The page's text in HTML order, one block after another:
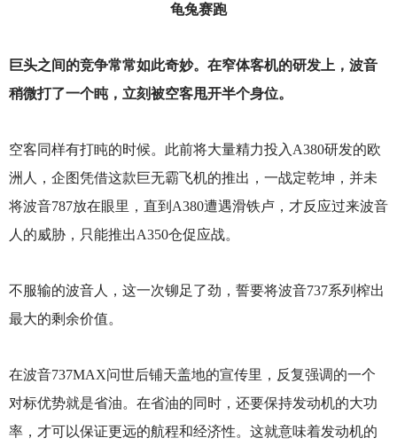
龟兔赛跑
巨头之间的竞争常常如此奇妙。在窄体客机的研发上，波音
稍微打了一个盹，立刻被空客甩开半个身位。
空客同样有打盹的时候。此前将大量精力投入A380研发的欧
洲人，企图凭借这款巨无霸飞机的推出，一战定乾坤，并未
将波音787放在眼里，直到A380遭遇滑铁卢，才反应过来波音
人的威胁，只能推出A350仓促应战。
不服输的波音人，这一次铆足了劲，誓要将波音737系列榨出
最大的剩余价值。
在波音737MAX问世后铺天盖地的宣传里，反复强调的一个
对标优势就是省油。在省油的同时，还要保持发动机的大功
率，才可以保证更远的航程和经济性。这就意味着发动机的